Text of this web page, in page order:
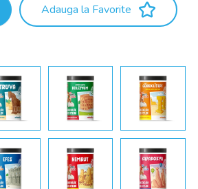
Adauga la Favorite